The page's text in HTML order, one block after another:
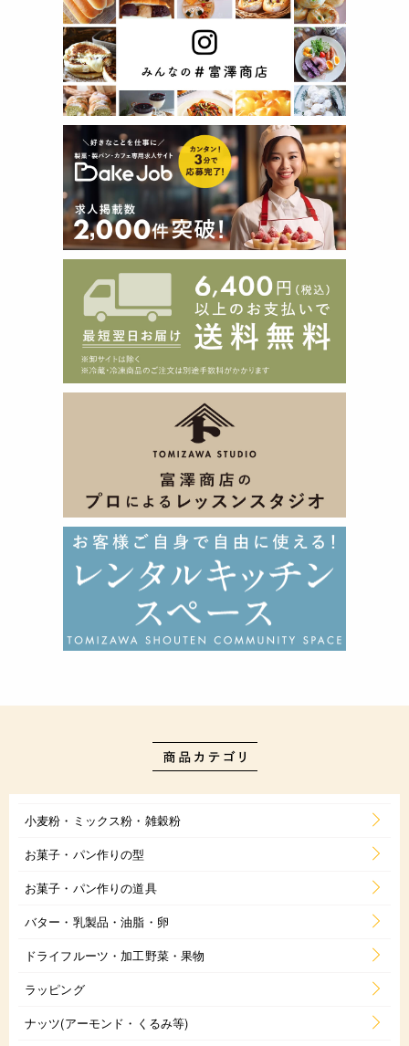
小麦粉・ミックス粉・雑穀粉
お菓子・パン作りの型
お菓子・パン作りの道具
バター・乳製品・油脂・卵
ドライフルーツ・加工野菜・果物
ラッピング
ナッツ(アーモンド・くるみ等)